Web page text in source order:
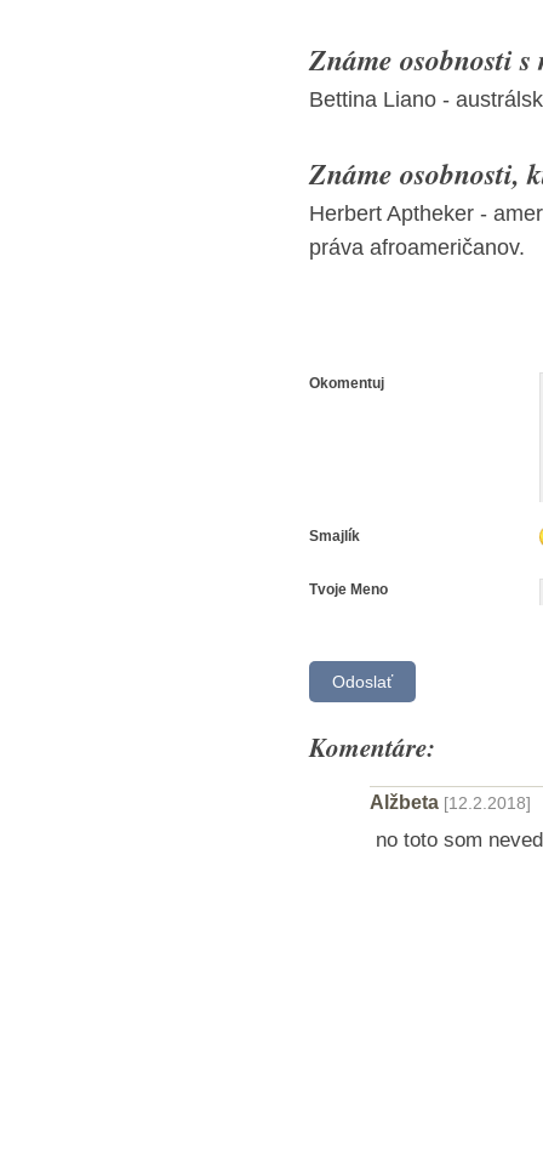
Známe osobnosti
Bettina Liano -
Známe osobnosti,
Herbert Aptheker -
práva afroameričanov.
Okomentuj
Smajlík
Tvoje Meno
Komentáre:
Alžbeta [12.2.2018]
no toto som